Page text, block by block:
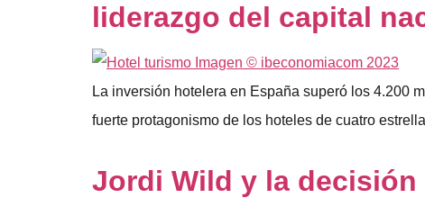
liderazgo del capital
La inversión hotelera en España superó los 4.200
fuerte protagonismo de los hoteles de cuatro
Jordi Wild y la